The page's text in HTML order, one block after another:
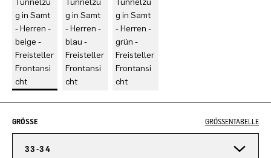
GRÖSSE GRÖSSENTABELLE
33-34